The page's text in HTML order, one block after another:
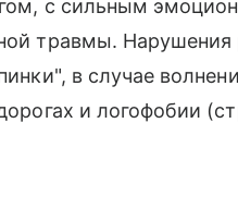
с сильным
травмы.
в случае
и логофобии